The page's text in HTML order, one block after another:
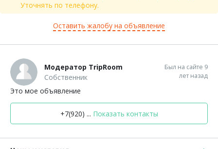
Уточнять по телефону.
Оставить жалобу на объявление
Модератор TripRoom
Собственник
Был на сайте 9
лет назад
Это мое объявление
+7(920) ... Показать контакты